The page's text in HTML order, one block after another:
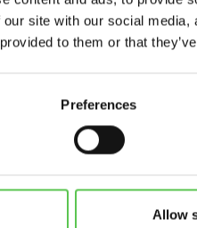
site with our social
to them or that
Preferences
Allow
Kunder